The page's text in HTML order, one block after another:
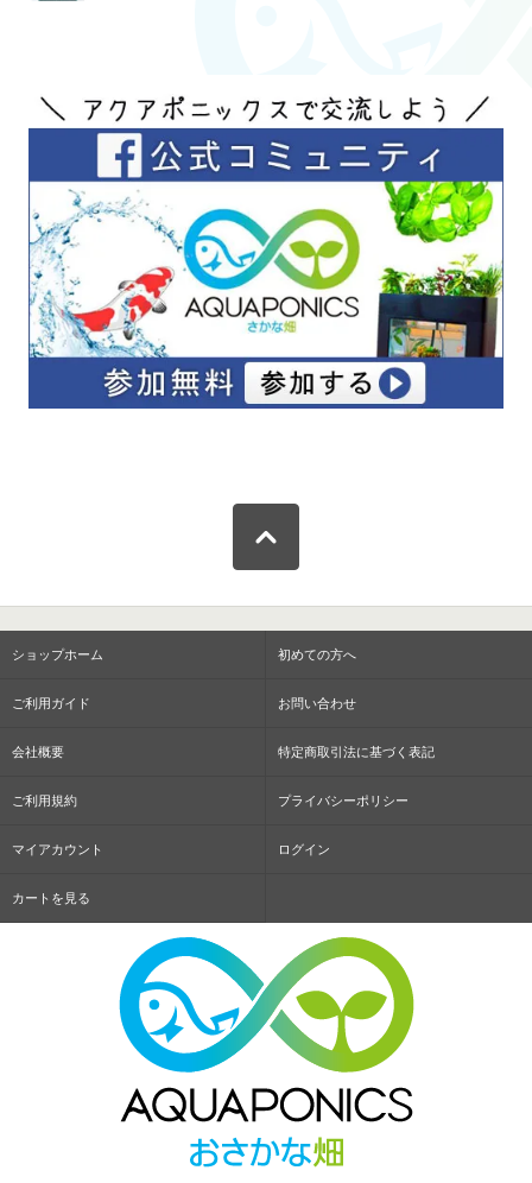
ショップホーム 初めての方へ
ご利用ガイド お問い合わせ
会社概要 特定商取引法に基づく表記
ご利用規約 プライバシーポリシー
マイアカウント ログイン
カートを見る